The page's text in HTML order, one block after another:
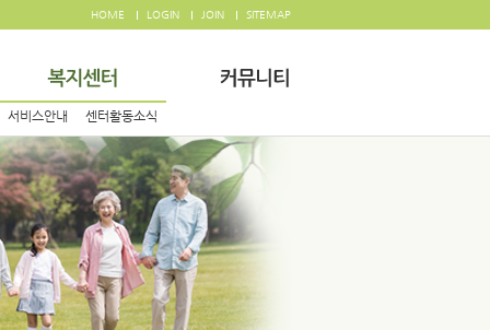
HOME LOGIN JOIN SITEMAP
서비스안내 센터활동소식